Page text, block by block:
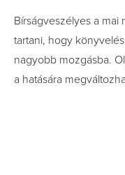
Bírságveszélyes a mai
tartani, hogy
nagyobb mozgásba.
a hatására